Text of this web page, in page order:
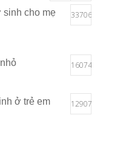
sinh cho mẹ
33706
16074
ở trẻ em
12907